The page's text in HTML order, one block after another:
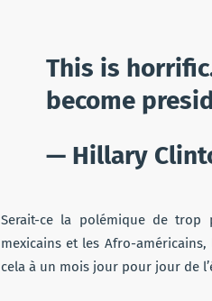
This is
become
— Hillary
Serait-ce la polémique de trop
mexicains et les Afro-
cela à un mois jour pour jour de